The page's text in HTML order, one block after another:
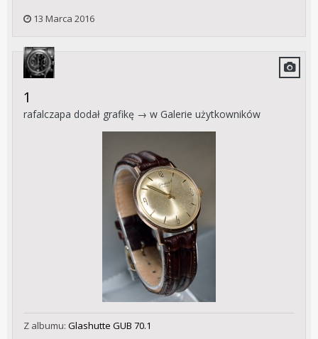
13 Marca 2016
1
rafalczapa dodał grafikę → w Galerie użytkowników
Z albumu: Glashutte GUB 70.1